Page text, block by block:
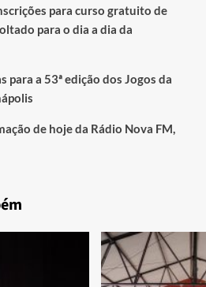
para curso gratuito de
para o dia a dia da
para a 53ª edição dos Jogos da
de hoje da Rádio Nova FM,